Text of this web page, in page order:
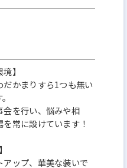
】
かまりすら1つも無い
会を行い、悩みや相
常に設けています！
ップ、華美な装いで